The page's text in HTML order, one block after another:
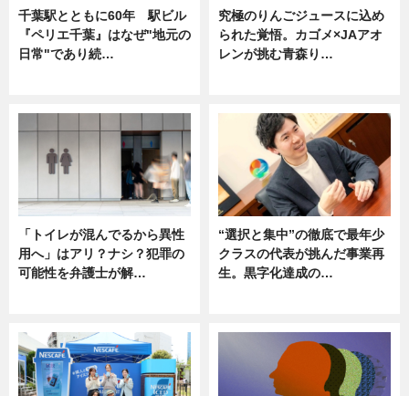
千葉駅とともに60年 駅ビル
『ペリエ千葉』はなぜ"地元の
日常"であり続…
究極のりんごジュースに込め
られた覚悟。カゴメ×JAアオ
レンが挑む青森り…
「トイレが混んでるから異性
用へ」はアリ？ナシ？犯罪の
可能性を弁護士が解…
“選択と集中”の徹底で最年少
クラスの代表が挑んだ事業再
生。黒字化達成の…